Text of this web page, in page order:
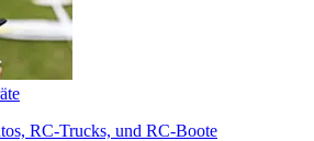
RC-Trucks, und RC-Boote